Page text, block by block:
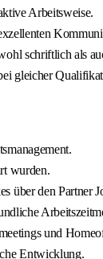
Arbeitsweise.
schriftlich als
gleicher
wurden.
über den Partner
und
Entwicklung.